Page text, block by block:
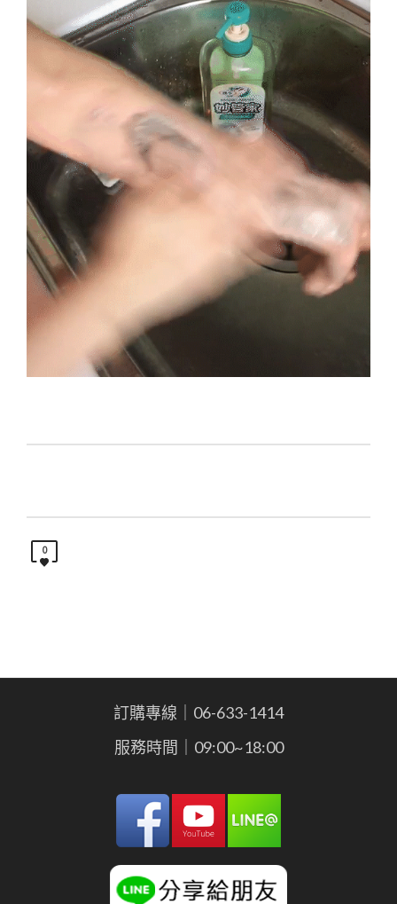
0
訂購專線｜06-633-1414
服務時間｜09:00~18:00